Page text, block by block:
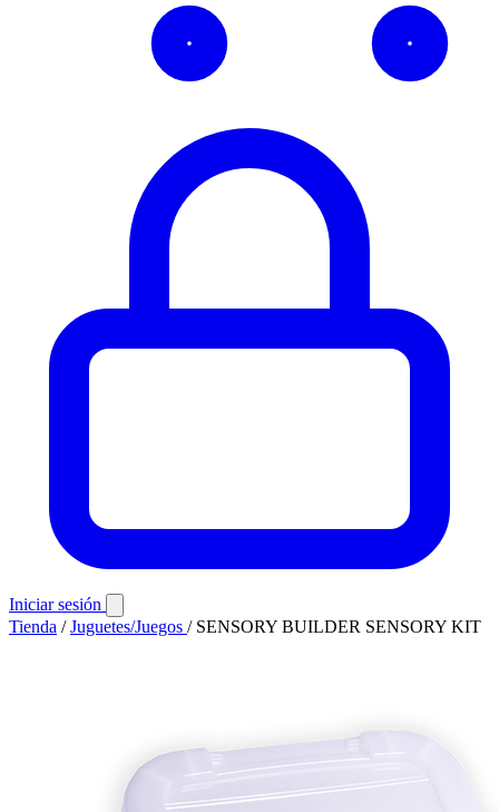
Iniciar sesión
Tienda / Juguetes/Juegos / SENSORY BUILDER SENSORY KIT